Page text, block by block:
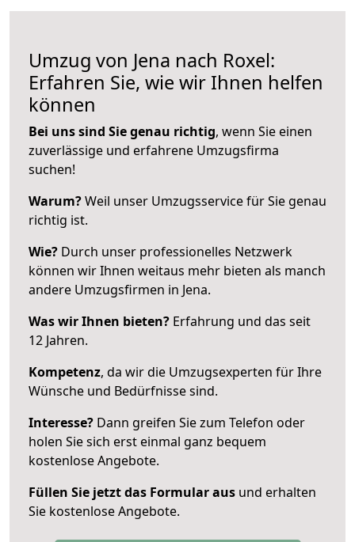
Umzug von Jena nach Roxel:
Erfahren Sie, wie wir Ihnen helfen
können
Bei uns sind Sie genau richtig, wenn Sie einen
zuverlässige und erfahrene Umzugsfirma
suchen!
Warum?Weil unser Umzugsservice für Sie genau
richtig ist.
Wie? Durch unser professionelles Netzwerk
können wir Ihnen weitaus mehr bieten als manch
andere Umzugsfirmen in Jena.
Was wir Ihnen bieten? Erfahrung und das seit
12 Jahren.
Kompetenz, da wir die Umzugsexperten für Ihre
Wünsche und Bedürfnisse sind.
Interesse? Dann greifen Sie zum Telefon oder
holen Sie sich erst einmal ganz bequem
kostenlose Angebote.
Füllen Sie jetzt das Formular aus und erhalten
Sie kostenlose Angebote.